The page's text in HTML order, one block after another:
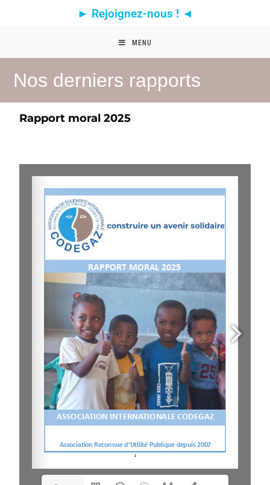
► Rejoignez-nous ! ◄
MENU
Nos derniers rapports
Rapport moral 2025